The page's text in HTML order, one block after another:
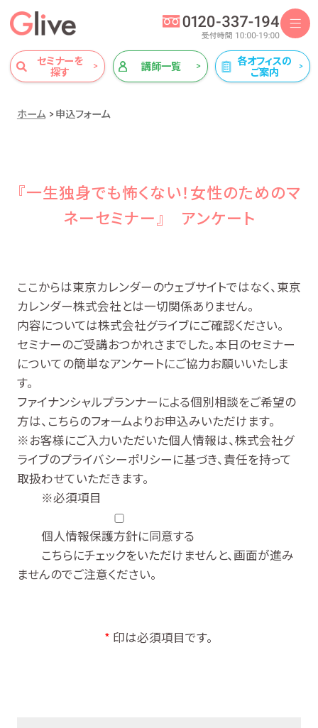
セミナーを
探す
講師一覧
各オフィスの
ご案内
ホーム 申込フォーム
『一生独身でも怖くない！女性のためのマ
ネーセミナー』 アンケート
ここからは東京カレンダーのウェブサイトではなく、東京
カレンダー株式会社とは一切関係ありません。
内容については株式会社グライブにご確認ください。
セミナーのご受講おつかれさまでした。本日のセミナー
についての簡単なアンケートにご協力お願いいたしま
す。
ファイナンシャルプランナーによる個別相談をご希望の
方は、こちらのフォームよりお申込みいただけます。
※お客様にご入力いただいた個人情報は、株式会社グ
ライブのプライバシーポリシーに基づき、責任を持って
取扱わせていただきます。
※必須項目
個人情報保護方針に同意する
こちらにチェックをいただけませんと、画面が進み
ませんのでご注意ください。
* 印は必須項目です。